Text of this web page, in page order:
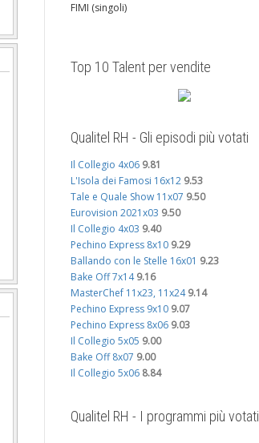
FIMI (singoli)
Top 10 Talent per vendite
Qualitel RH - Gli episodi più votati
Il Collegio 4x06 9.81
L'Isola dei Famosi 16x12 9.53
Tale e Quale Show 11x07 9.50
Eurovision 2021x03 9.50
Il Collegio 4x03 9.40
Pechino Express 8x10 9.29
Ballando con le Stelle 16x01 9.23
Bake Off 7x14 9.16
MasterChef 11x23, 11x24 9.14
Pechino Express 9x10 9.07
Pechino Express 8x06 9.03
Il Collegio 5x05 9.00
Bake Off 8x07 9.00
Il Collegio 5x06 8.84
Qualitel RH - I programmi più votati